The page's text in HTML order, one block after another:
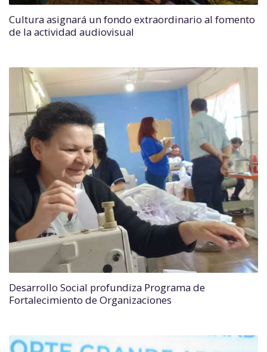
Cultura asignará un fondo extraordinario al fomento
de la actividad audiovisual
Desarrollo Social profundiza Programa de
Fortalecimiento de Organizaciones